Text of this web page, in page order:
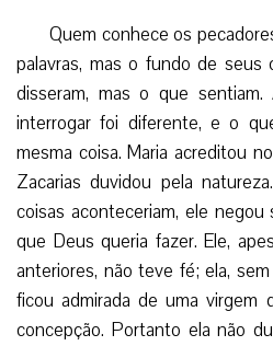
Quem conhece os
palavras, mas o fundo de seus
disseram, mas o que
interrogar foi diferente, e o
mesma coisa. Maria acreditou
Zacarias duvidou pela
coisas aconteceriam, ele
que Deus queria fazer. Ele,
anteriores, não teve fé; ela,
ficou admirada de uma virgem
concepção. Portanto ela não